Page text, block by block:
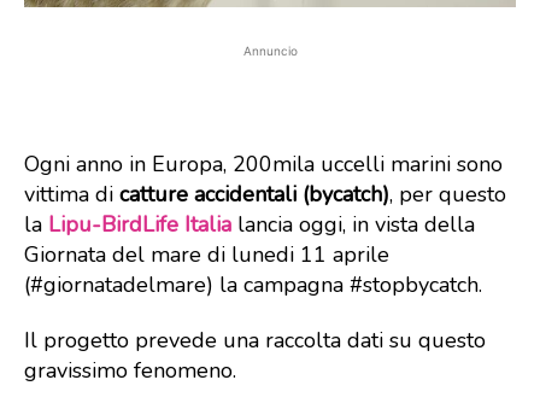
Annuncio
Ogni anno in Europa, 200mila uccelli marini sono
vittima di catture accidentali (bycatch), per questo
la Lipu-BirdLife Italia lancia oggi, in vista della
Giornata del mare di lunedi 11 aprile
(#giornatadelmare) la campagna #stopbycatch.
Il progetto prevede una raccolta dati su questo
gravissimo fenomeno.